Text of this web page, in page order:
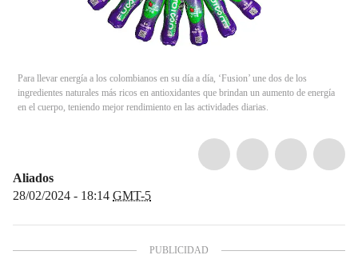
Para llevar energía a los colombianos en su día a día, ‘Fusion’ une dos de los
ingredientes naturales más ricos en antioxidantes que brindan un aumento de energía
en el cuerpo, teniendo mejor rendimiento en las actividades diarias.
Aliados
28/02/2024 - 18:14 GMT-5